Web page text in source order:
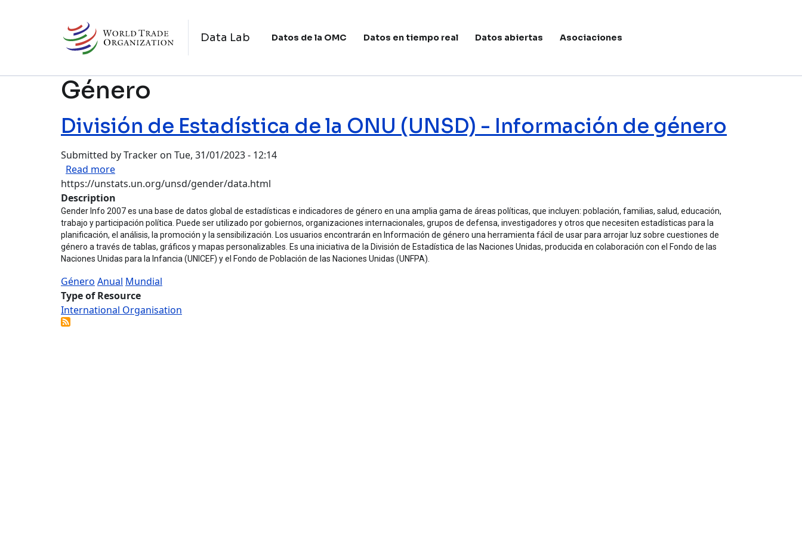
Data Lab Navegación principal
Datos de la OMC Datos en tiempo real Datos abiertas Asociaciones
Género
División de Estadística de la ONU (UNSD) - Información de género
Submitted byTracker on Tue, 31/01/2023 - 12:14
Read moreabout División de Estadística de la ONU (UNSD) - Información de género
https://unstats.un.org/unsd/gender/data.html
Description
Gender Info 2007 es una base de datos global de estadísticas e indicadores de género en una amplia gama de áreas políticas, que incluyen: población, familias, salud, educación,
trabajo y participación política. Puede ser utilizado por gobiernos, organizaciones internacionales, grupos de defensa, investigadores y otros que necesiten estadísticas para la
planificación, el análisis, la promoción y la sensibilización. Los usuarios encontrarán en Información de género una herramienta fácil de usar para arrojar luz sobre cuestiones de
género a través de tablas, gráficos y mapas personalizables. Es una iniciativa de la División de Estadística de las Naciones Unidas, producida en colaboración con el Fondo de las
Naciones Unidas para la Infancia (UNICEF) y el Fondo de Población de las Naciones Unidas (UNFPA).
Género Anual Mundial
Type of Resource
International Organisation